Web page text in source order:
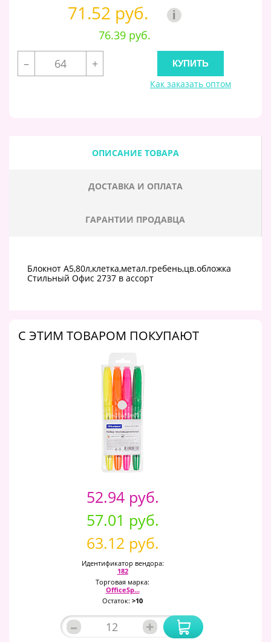
71.52 руб. i
76.39 руб.
–
+
Как заказать оптом
ОПИСАНИЕ ТОВАРА
ДОСТАВКА И ОПЛАТА
ГАРАНТИИ ПРОДАВЦА
Блокнот А5,80л,клетка,метал.гребень,цв.обложка
Стильный Офис 2737 в ассорт
C ЭТИМ ТОВАРОМ ПОКУПАЮТ
52.94 руб.
57.01 руб.
63.12 руб.
Идентификатор вендора:
182
Торговая марка:
OfficeSp...
Остаток: >10
– +